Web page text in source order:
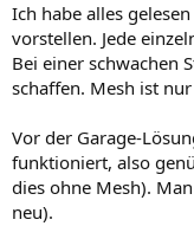
Ich habe alles
vorstellen. Jede
Bei einer schwachen
schaffen. Mesh ist
Vor der Garage-
funktioniert, also
dies ohne Mesh).
neu).